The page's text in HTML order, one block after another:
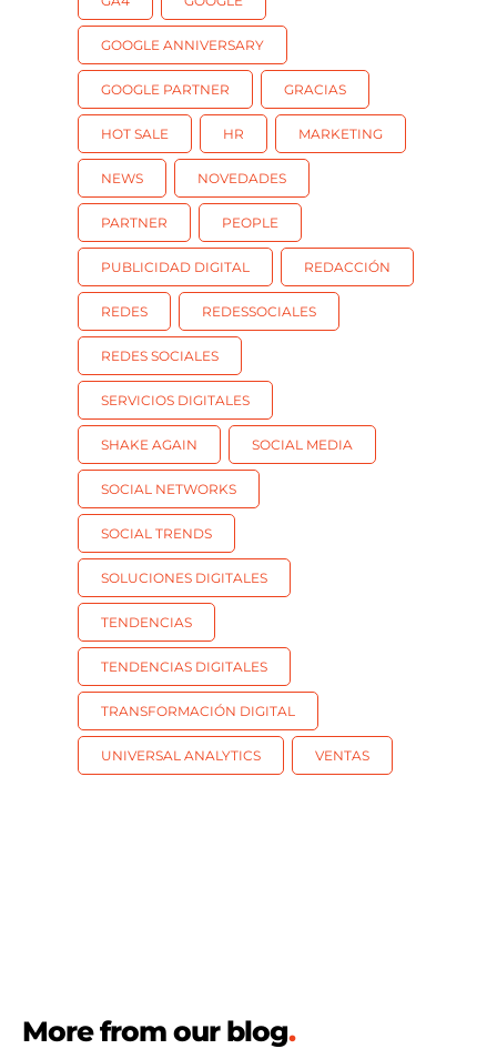
GOOGLE ANNIVERSARY
GOOGLE PARTNER GRACIAS
HOT SALE HR MARKETING
NEWS NOVEDADES
PARTNER PEOPLE
PUBLICIDAD DIGITAL REDACCIÓN
REDES REDESSOCIALES
REDES SOCIALES
SERVICIOS DIGITALES
SHAKE AGAIN SOCIAL MEDIA
SOCIAL NETWORKS
SOCIAL TRENDS
SOLUCIONES DIGITALES
TENDENCIAS
TENDENCIAS DIGITALES
TRANSFORMACIÓN DIGITAL
UNIVERSAL ANALYTICS VENTAS
More from our blog.